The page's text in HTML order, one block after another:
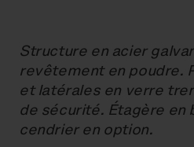
Structure en acier
revêtement en poudre.
et latérales en verre
de sécurité. Étagère en
cendrier en option.